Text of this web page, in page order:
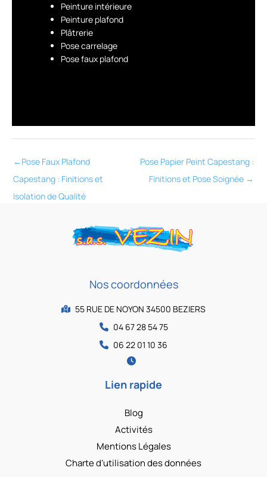
Peinture intérieure
Peinture plafond
Plâtrerie
Pose carrelage
Pose faux plafond
←Pose Faux Plafond
Capestang : Finitions et
Isolation de Qualité
Pose Papier Peint Capestang :
Finitions et Pose Soignée →
Nos coordonnées
55 RUE DE NOYON 34500 BEZIERS
04 67 28 54 75
06 22 01 10 36
Lien rapide
Blog
Activités
Mentions Légales
Charte d’utilisation des données